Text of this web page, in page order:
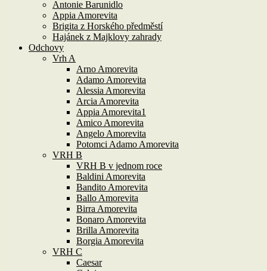
Antonie Barunidlo
Appia Amorevita
Brigita z Horského předměstí
Hajánek z Majklovy zahrady
Odchovy
Vrh A
Arno Amorevita
Adamo Amorevita
Alessia Amorevita
Arcia Amorevita
Appia Amorevita1
Amico Amorevita
Angelo Amorevita
Potomci Adamo Amorevita
VRH B
VRH B v jednom roce
Baldini Amorevita
Bandito Amorevita
Ballo Amorevita
Birra Amorevita
Bonaro Amorevita
Brilla Amorevita
Borgia Amorevita
VRH C
Caesar